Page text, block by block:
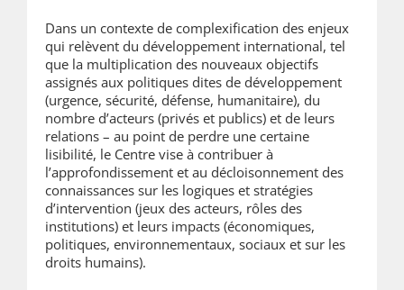
Dans un contexte de complexification des enjeux
qui relèvent du développement international, tel
que la multiplication des nouveaux objectifs
assignés aux politiques dites de développement
(urgence, sécurité, défense, humanitaire), du
nombre d’acteurs (privés et publics) et de leurs
relations – au point de perdre une certaine
lisibilité, le Centre vise à contribuer à
l’approfondissement et au décloisonnement des
connaissances sur les logiques et stratégies
d’intervention (jeux des acteurs, rôles des
institutions) et leurs impacts (économiques,
politiques, environnementaux, sociaux et sur les
droits humains).